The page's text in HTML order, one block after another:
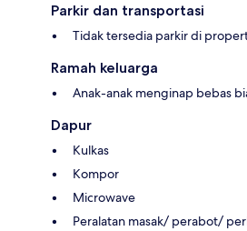
Parkir dan transportasi
Tidak tersedia parkir di
Ramah keluarga
Anak-anak menginap bebas
Dapur
Kulkas
Kompor
Microwave
Peralatan masak/ perabot/